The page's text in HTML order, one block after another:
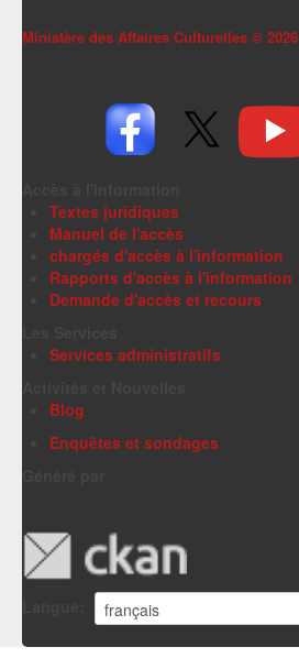
Ministère des Affaires Culturelles © 2026
Textes juridiques
Manuel de l'accès
chargés d'accès à l'information
Rapports d'accès à l'information
Demande d'accès et recours
Services administratifs
Blog
Enquêtes et sondages